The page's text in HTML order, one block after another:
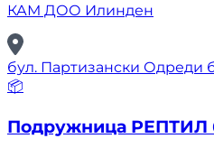
КАМ ДОО Илинден
бул. Партизански Одреди
📦
Подружница РЕПТИЛ